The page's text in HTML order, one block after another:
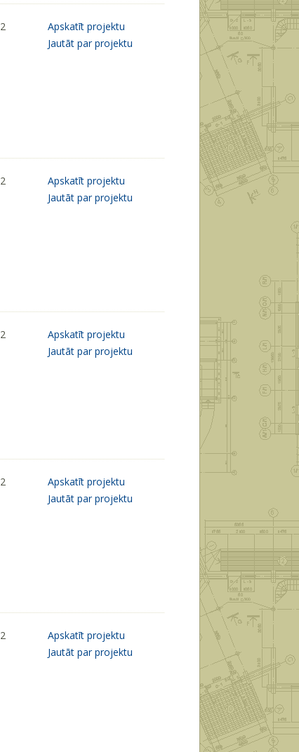
2
Apskatīt projektu
Jautāt par projektu
2
Apskatīt projektu
Jautāt par projektu
2
Apskatīt projektu
Jautāt par projektu
2
Apskatīt projektu
Jautāt par projektu
2
Apskatīt projektu
Jautāt par projektu